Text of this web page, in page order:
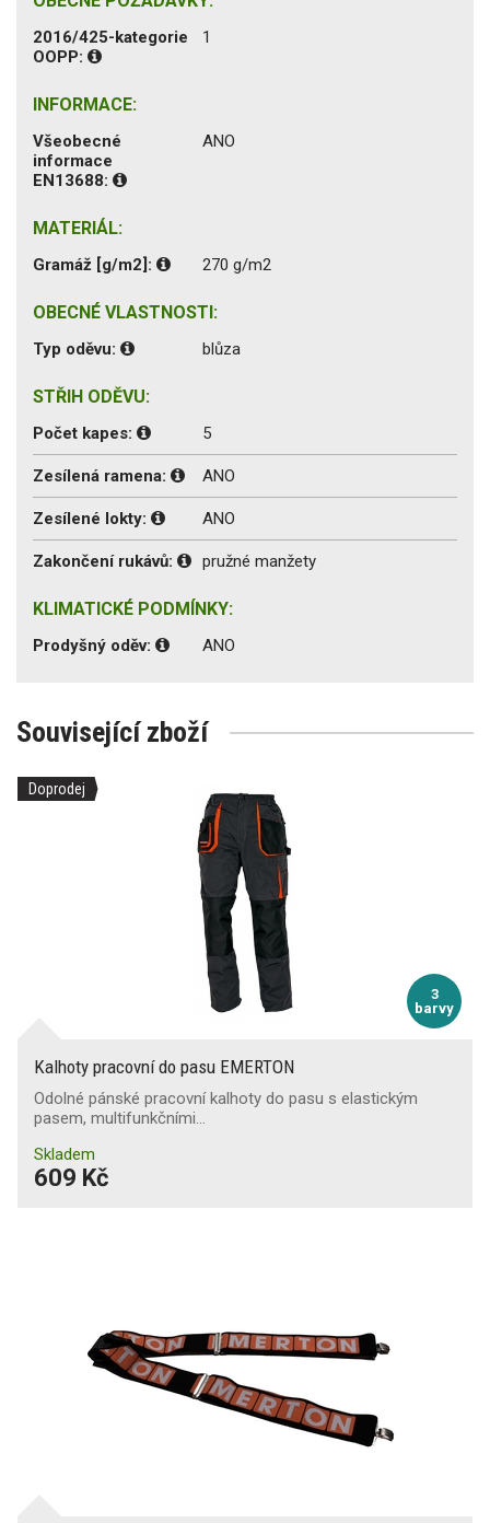
2016/425-kategorie
OOPP:
1
INFORMACE:
Všeobecné
informace
EN13688:
ANO
MATERIÁL:
Gramáž [g/m2]: 270 g/m2
OBECNÉ VLASTNOSTI:
Typ oděvu: blůza
STŘIH ODĚVU:
Počet kapes: 5
Zesílená ramena: ANO
Zesílené lokty: ANO
Zakončení rukávů: pružné manžety
KLIMATICKÉ PODMÍNKY:
Prodyšný oděv: ANO
Související zboží
Doprodej
3
barvy
Kalhoty pracovní do pasu EMERTON
Odolné pánské pracovní kalhoty do pasu s elastickým
pasem, multifunkčními…
Skladem
609 Kč